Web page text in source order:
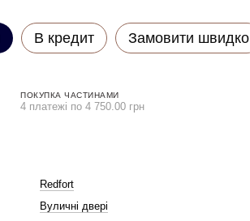
В кредит Замовити швидко
ПОКУПКА ЧАСТИНАМИ
4 платежі по 4 750.00 грн
Redfort
Вуличні двері